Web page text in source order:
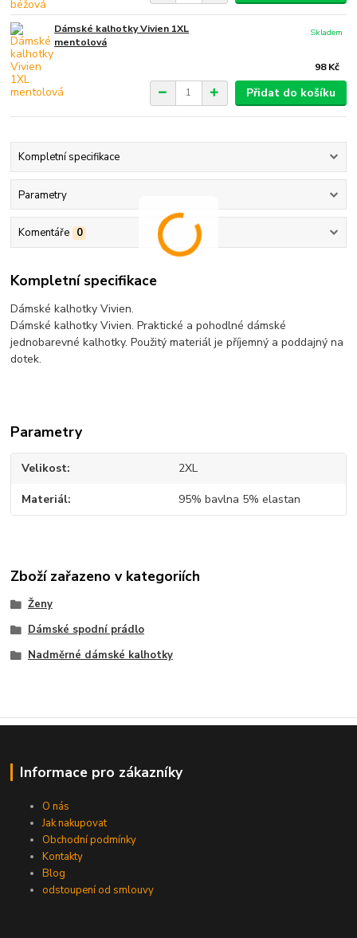
Dámské kalhotky Vivien 1XL
mentolová
98 Kč
Skladem
Přidat do košíku
Kompletní specifikace
Parametry
Komentáře 0
Kompletní specifikace
Dámské kalhotky Vivien.
Dámské kalhotky Vivien. Praktické a pohodlné dámské
jednobarevné kalhotky. Použitý materiál je příjemný a poddajný na
dotek.
Parametry
Velikost 2XL
Materiál 95% bavlna 5% elastan
Zboží zařazeno v kategoriích
Ženy
Dámské spodní prádlo
Nadměrné dámské kalhotky
Informace pro zákazníky
O nás
Jak nakupovat
Obchodní podmínky
Kontakty
Blog
odstoupení od smlouvy